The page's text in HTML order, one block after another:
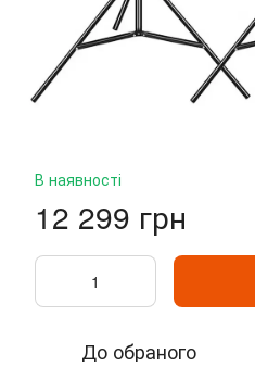
В наявності
12 299 грн
До обраного